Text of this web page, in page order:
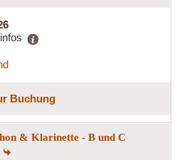
Buchung
& Klarinette - B und C